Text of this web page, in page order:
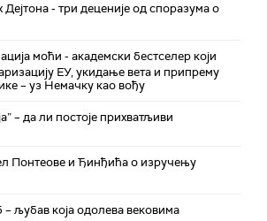
- три деценије од споразума о
моћи - академски бестселер који
ЕУ, укидање вета и припрему
– уз Немачку као вођу
– да ли постоје прихватљиви
Понтеове и Ђинђића о изручењу
– љубав која одолева вековима